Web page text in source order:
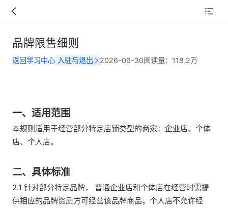
品牌限售细则
返回学习中心 入驻与退出 2026-06-30阅读量： 118.2万
一、适用范围
本规则适用于经营部分特定店铺类型的商家：企业店、个体
店、 个人店。
二、具体标准
2.1 针对部分特定品牌， 普通企业店和个体店在经营时需提
供相应的品牌资质方可经营该品牌商品， 个人店不允许经